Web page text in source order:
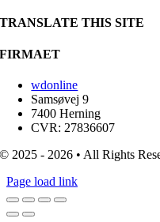
TRANSLATE THIS SITE
FIRMAET
wdonline
Samsøvej 9
7400 Herning
CVR: 27836607
© 2025 - 2026 • All Rights
Page load link